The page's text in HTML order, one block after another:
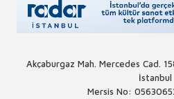
Akçaburgaz Mah. Mercedes Cad.
İstanbul
Mersis No: